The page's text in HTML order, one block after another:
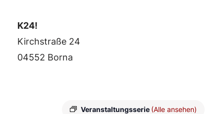
K24!
Kirchstraße 24
04552 Borna
Veranstaltungsserie (Alle ansehen)